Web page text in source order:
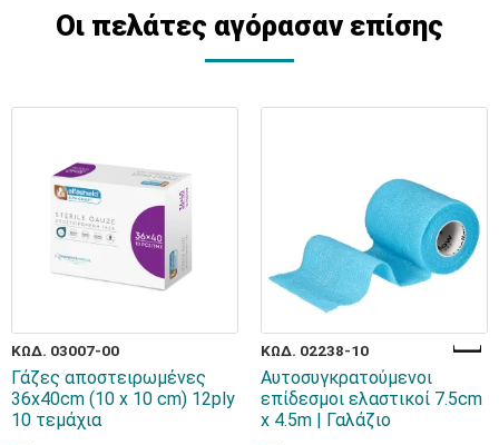
Οι πελάτες αγόρασαν επίσης
ΚΩΔ. 03007-00
Γάζες αποστειρωμένες
36x40cm (10 x 10 cm) 12ply
10 τεμάχια
ΚΩΔ. 02238-10
Αυτοσυγκρατούμενοι
επίδεσμοι ελαστικοί 7.5cm
x 4.5m | Γαλάζιο